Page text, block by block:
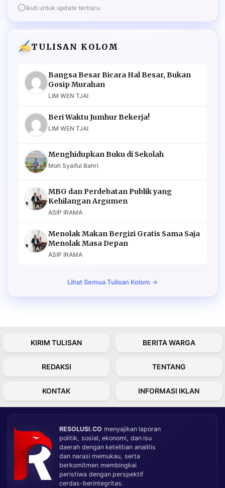
Ikuti untuk update terbaru
TULISAN KOLOM
Bangsa Besar Bicara Hal Besar, Bukan
Gosip Murahan
LIM WEN TJAI
Beri Waktu Jumhur Bekerja!
LIM WEN TJAI
Menghidupkan Buku di Sekolah
Moh Syaiful Bahri
MBG dan Perdebatan Publik yang
Kehilangan Argumen
ASIP IRAMA
Menolak Makan Bergizi Gratis Sama Saja
Menolak Masa Depan
ASIP IRAMA
Lihat Semua Tulisan Kolom →
KIRIM TULISAN BERITA WARGA
REDAKSI TENTANG
KONTAK INFORMASI IKLAN
RESOLUSI.CO menyajikan laporan
politik, sosial, ekonomi, dan isu
daerah dengan ketelitian analitis
dan narasi memukau, serta
berkomitmen membingkai
peristiwa dengan perspektif
cerdas-berintegritas.